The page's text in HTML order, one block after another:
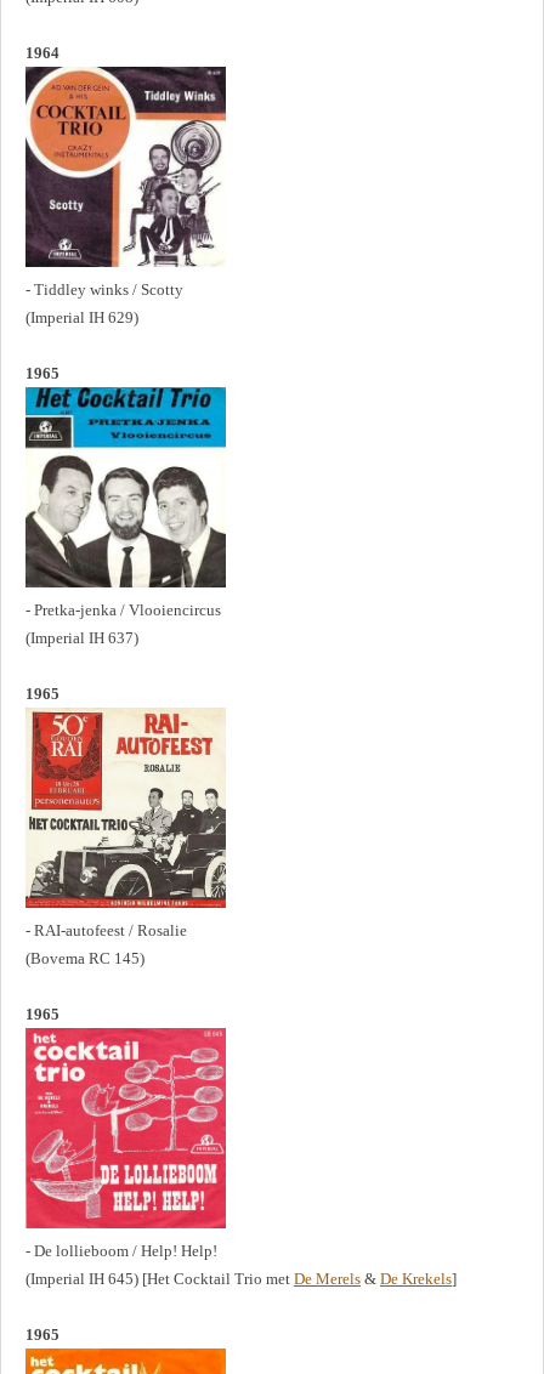
1964
- Tiddley winks / Scotty
(Imperial IH 629)
1965
- Pretka-jenka / Vlooiencircus
(Imperial IH 637)
1965
- RAI-autofeest / Rosalie
(Bovema RC 145)
1965
- De lollieboom / Help! Help!
(Imperial IH 645) [Het Cocktail Trio met De Merels & De Krekels]
1965